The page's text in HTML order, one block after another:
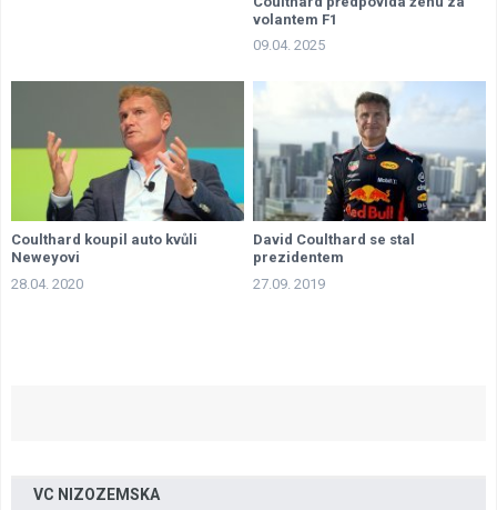
volantem F1
09.04. 2025
Coulthard koupil auto kvůli
Neweyovi
28.04. 2020
David Coulthard se stal
prezidentem
27.09. 2019
VC NIZOZEMSKA